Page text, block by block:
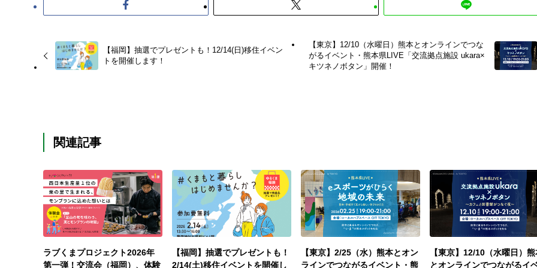
【福岡】抽選でプレゼントも！12/14(日)移住イベン
トを開催します！
【東京】12/10（水曜日）熊本とオンラインでつな
がるイベント・熊本県LIVE「交流拠点施設 ukara×
キツネノボタン」開催！
関連記事
ラブくまプロジェクト2026年
第一弾！交流会（福岡）、体験
【福岡】抽選でプレゼントも！
2/14(土)移住イベントを開催し
【東京】2/25（水）熊本とオン
ラインでつながるイベント・熊
【東京】12/10（水曜日）
とオンラインでつながるイ